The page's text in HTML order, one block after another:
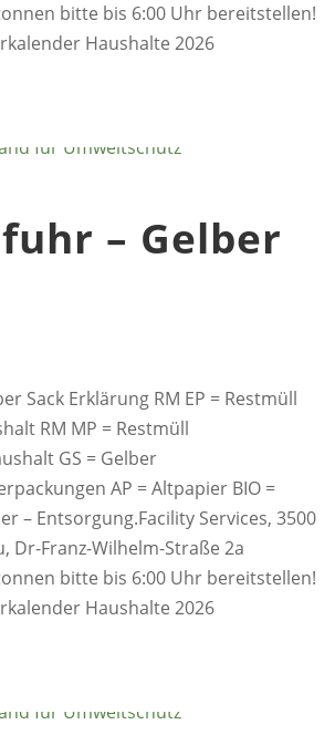
bitte bis 6:00 Uhr bereitstellen!
Haushalte 2026
– Gelber
Sack Erklärung RM EP = Restmüll
RM MP = Restmüll
GS = Gelber
AP = Altpapier BIO =
– Entsorgung.Facility Services, 3500
Dr-Franz-Wilhelm-Straße 2a
bitte bis 6:00 Uhr bereitstellen!
Haushalte 2026